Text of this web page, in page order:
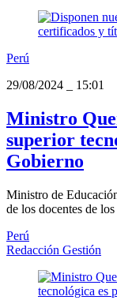
Perú
29/08/2024
15:01
Ministro
superior
Gobierno
Ministro de
de los docentes de
Perú
Redacción Gestión